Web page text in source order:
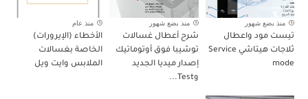
منذ بضع شهور
تيست مود واعطال
ثلاجات هيتاشي Service
mode
منذ بضع شهور
شرح أعطال غسالات
توشيبا فوق أوتوماتيك
إصدار ميديا الجديد
وTest...
منذ عام
الأخطاء (الإيرورات)
الخاصة بغسالات
الملابس وايت ويل